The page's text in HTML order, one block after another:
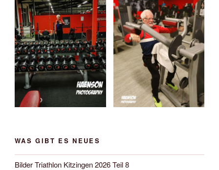
WAS GIBT ES NEUES
Bilder Triathlon Kitzingen 2026 Teil 8